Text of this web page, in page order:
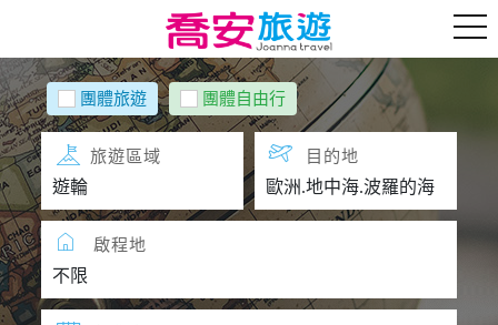
團體旅遊 團體自由行
旅遊區域 目的地
啟程地